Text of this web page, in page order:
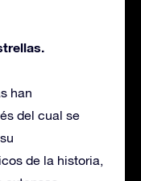
han
del cual se
de la historia,